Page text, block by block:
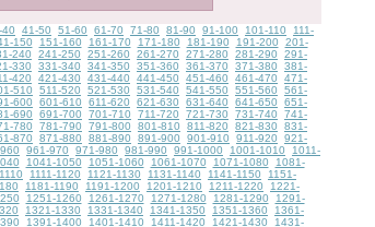
40 41-50 51-60 61-70 71-80 81-90 91-100 101-110
111-
150 151-160 161-170 171-180 181-190 191-200
201-
240 241-250 251-260 261-270 271-280 281-290
291-
330 331-340 341-350 351-360 361-370 371-380
381-
420 421-430 431-440 441-450 451-460 461-470
471-
510 511-520 521-530 531-540 541-550 551-560
561-
600 601-610 611-620 621-630 631-640 641-650
651-
690 691-700 701-710 711-720 721-730 731-740
741-
780 781-790 791-800 801-810 811-820 821-830
831-
870 871-880 881-890 891-900 901-910 911-920
921-
961-970 971-980 981-990 991-1000 1001-1010
1011-
1041-1050 1051-1060 1061-1070 1071-1080
1081-
1111-1120 1121-1130 1131-1140 1141-1150
1151-
1181-1190 1191-1200 1201-1210 1211-1220
1221-
1251-1260 1261-1270 1271-1280 1281-1290
1291-
1321-1330 1331-1340 1341-1350 1351-1360
1361-
1391-1400 1401-1410 1411-1420 1421-1430
1431-